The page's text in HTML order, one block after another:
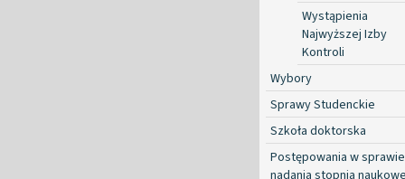
Wystąpienia
Najwyższej Izby
Kontroli
Wybory
Sprawy Studenckie
Szkoła doktorska
Postępowania w sprawie
nadania stopnia